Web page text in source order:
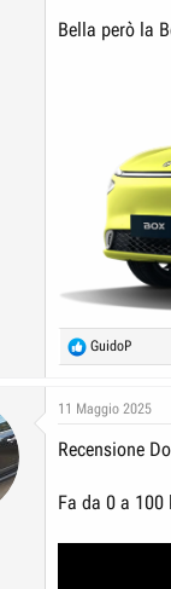
Bella però la
R
e
c
i
s
GuidoP
11 Maggio 2025
Recensione
Fa da 0 a 100